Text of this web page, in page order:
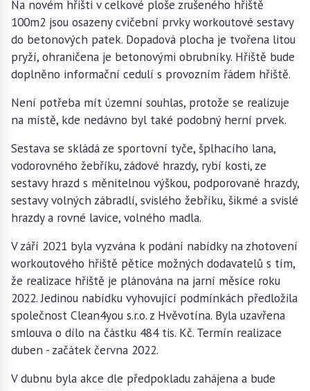
Na novém hřišti v celkové ploše zrušeného hřiště
100m2 jsou osazeny cvičební prvky workoutové sestavy
do betonových patek. Dopadová plocha je tvořena litou
pryží, ohraničena je betonovými obrubníky. Hřiště bude
doplněno informační cedulí s provozním řádem hřiště.
Není potřeba mít územní souhlas, protože se realizuje
na místě, kde nedávno byl také podobný herní prvek.
Sestava se skládá ze sportovní tyče, šplhacího lana,
vodorovného žebříku, zádové hrazdy, rybí kosti, ze
sestavy hrazd s měnitelnou výškou, podporované hrazdy,
sestavy volných zábradlí, svislého žebříku, šikmé a svislé
hrazdy a rovné lavice, volného madla.
V září 2021 byla vyzvána k podání nabídky na zhotovení
workoutového hřiště pětice možných dodavatelů s tím,
že realizace hřiště je plánována na jarní měsíce roku
2022. Jedinou nabídku vyhovující podmínkách předložila
společnost Clean4you s.r.o. z Hvěvotína. Byla uzavřena
smlouva o dílo na částku 484 tis. Kč. Termín realizace
duben - začátek června 2022.
V dubnu byla akce dle předpokladu zahájena a bude